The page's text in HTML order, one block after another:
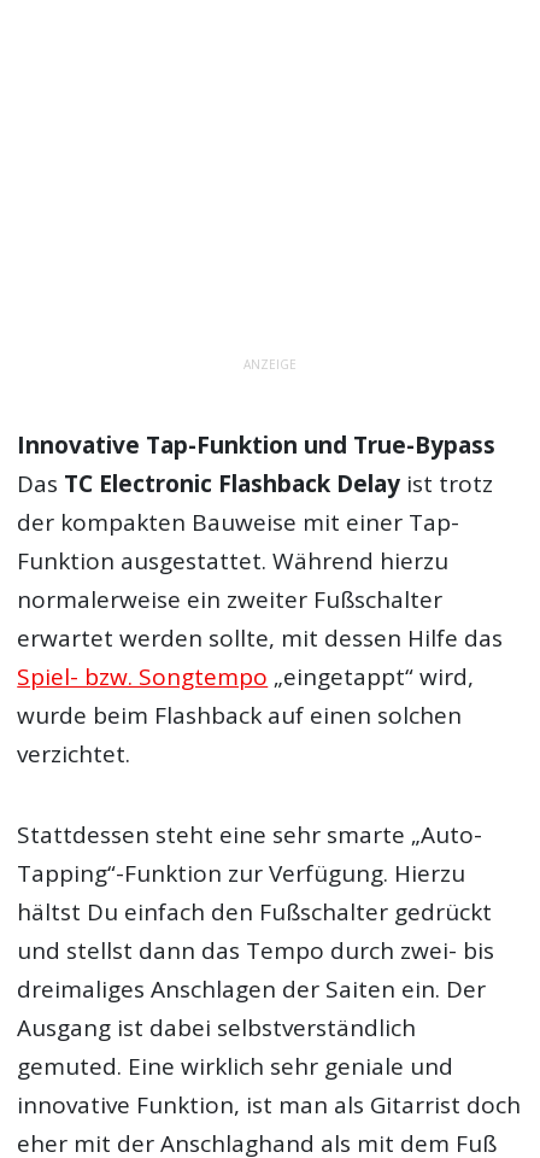
ANZEIGE
Innovative Tap-Funktion und True-Bypass
Das TC Electronic Flashback Delay ist trotz
der kompakten Bauweise mit einer Tap-
Funktion ausgestattet. Während hierzu
normalerweise ein zweiter Fußschalter
erwartet werden sollte, mit dessen Hilfe das
Spiel- bzw. Songtempo „eingetappt“ wird,
wurde beim Flashback auf einen solchen
verzichtet.
Stattdessen steht eine sehr smarte „Auto-
Tapping“-Funktion zur Verfügung. Hierzu
hältst Du einfach den Fußschalter gedrückt
und stellst dann das Tempo durch zwei- bis
dreimaliges Anschlagen der Saiten ein. Der
Ausgang ist dabei selbstverständlich
gemuted. Eine wirklich sehr geniale und
innovative Funktion, ist man als Gitarrist doch
eher mit der Anschlaghand als mit dem Fuß